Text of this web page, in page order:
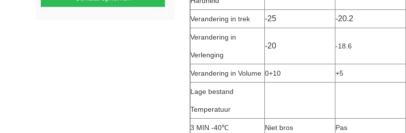
Verandering in trek -25 -20.2
Verandering in
Verlenging
-20 -18.6
Verandering in Volume 0+10 +5
Lage bestand
Temperatuur
3 MIN -40℃ Niet bros Pas